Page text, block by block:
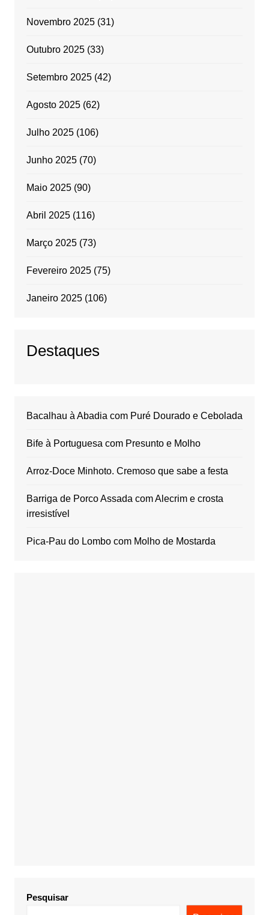
Novembro 2025(31)
Outubro 2025(33)
Setembro 2025(42)
Agosto 2025(62)
Julho 2025(106)
Junho 2025(70)
Maio 2025(90)
Abril 2025(116)
Março 2025(73)
Fevereiro 2025(75)
Janeiro 2025(106)
Destaques
Bacalhau à Abadia com Puré Dourado e Cebolada
Bife à Portuguesa com Presunto e Molho
Arroz-Doce Minhoto. Cremoso que sabe a festa
Barriga de Porco Assada com Alecrim e crosta
irresistível
Pica-Pau do Lombo com Molho de Mostarda
Pesquisar